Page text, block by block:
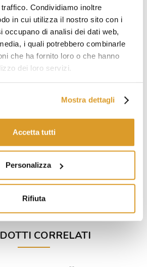
Condividiamo inoltre
in cui utilizza il nostro sito con i
occupano di analisi dei dati web,
i quali potrebbero combinarle
che ha fornito loro o che hanno
dei loro servizi.
Mostra dettagli
Accetta tutti
Personalizza
Rifiuta
CORRELATI